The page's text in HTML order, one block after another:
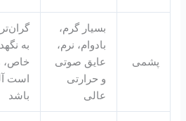
پشمی
بسیار گرم،
بادوام، نرم،
عایق صوتی
و حرارتی
عالی
به
خاص،
است
باشد